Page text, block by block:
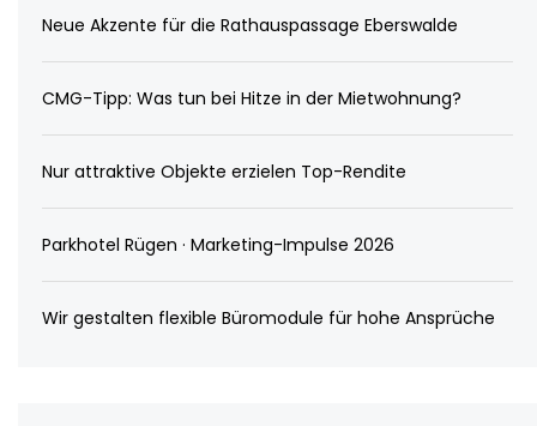
Neue Akzente für die Rathauspassage Eberswalde
CMG-Tipp: Was tun bei Hitze in der Mietwohnung?
Nur attraktive Objekte erzielen Top-Rendite
Parkhotel Rügen · Marketing-Impulse 2026
Wir gestalten flexible Büromodule für hohe Ansprüche